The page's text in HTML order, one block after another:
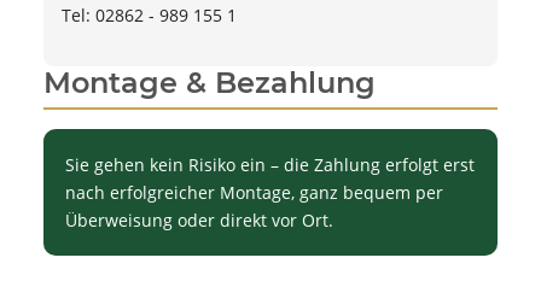
Tel: 02862 - 989 155 1
Montage & Bezahlung
Sie gehen kein Risiko ein – die Zahlung erfolgt erst
nach erfolgreicher Montage, ganz bequem per
Überweisung oder direkt vor Ort.